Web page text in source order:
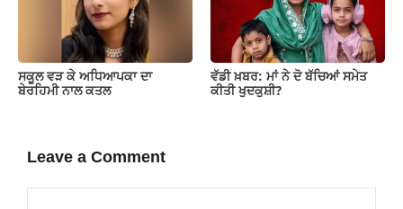
ਸਕੂਲ ਵੜ ਕੇ ਅਧਿਆਪਕਾ ਦਾ
ਬੇਰਹਿਮੀ ਨਾਲ ਕਤਲ
ਵੱਡੀ ਖ਼ਬਰ: ਮਾਂ ਨੇ ਦੋ ਬੱਚਿਆਂ ਸਮੇਤ
ਕੀਤੀ ਖੁਦਕੁਸ਼ੀ?
Leave a Comment